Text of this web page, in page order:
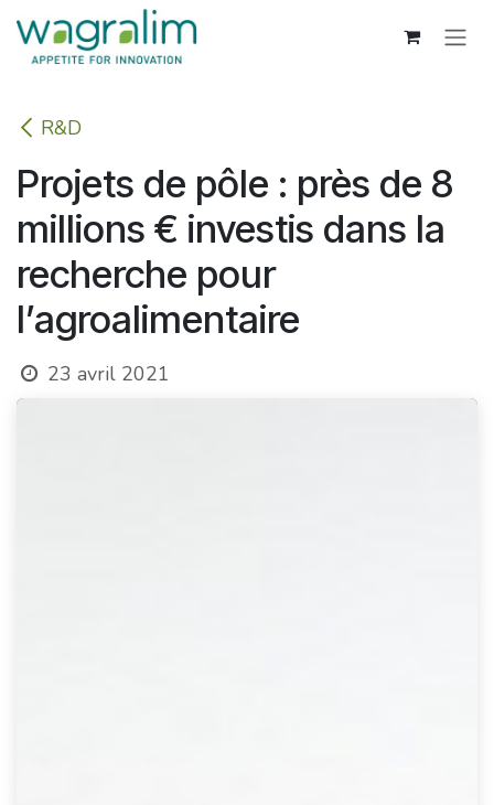
Se rendre au contenu
R&D
Projets de pôle : près de 8
millions € investis dans la
recherche pour
l’agroalimentaire
23 avril 2021